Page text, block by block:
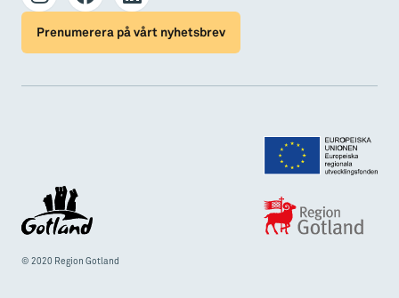
Prenumerera på vårt nyhetsbrev
© 2020 Region Gotland